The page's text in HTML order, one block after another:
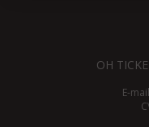
OH
E-